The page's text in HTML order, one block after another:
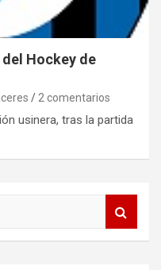
Hockey de
2 comentarios
usinera, tras la partida